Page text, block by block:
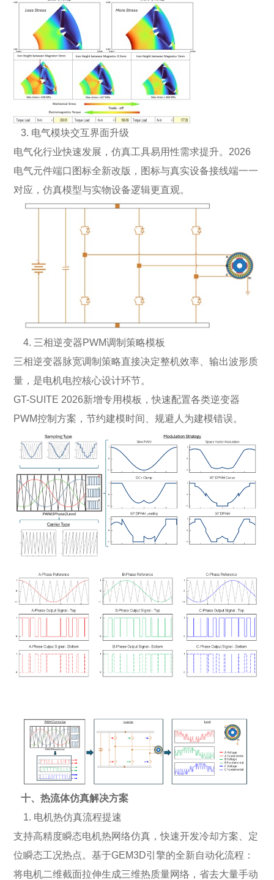
3. 电气模块交互界面升级
电气化行业快速发展，仿真工具易用性需求提升。2026
电气元件端口图标全新改版，图标与真实设备接线端一一
对应，仿真模型与实物设备逻辑更直观。
4. 三相逆变器PWM调制策略模板
三相逆变器脉宽调制策略直接决定整机效率、输出波形质
量，是电机电控核心设计环节。
GT-SUITE 2026新增专用模板，快速配置各类逆变器
PWM控制方案，节约建模时间、规避人为建模错误。
十、热流体仿真解决方案
1. 电机热仿真流程提速
支持高精度瞬态电机热网络仿真，快速开发冷却方案、定
位瞬态工况热点。基于GEM3D引擎的全新自动化流程：
将电机二维截面拉伸生成三维热质量网络，省去大量手动